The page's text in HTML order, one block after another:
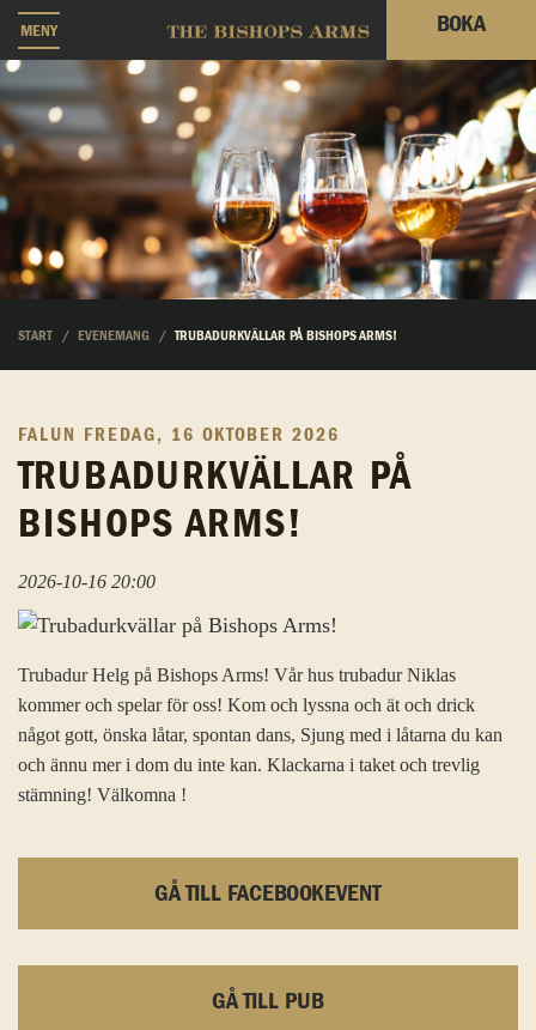
MENY BOKA
START EVENEMANG TRUBADURKVÄLLAR PÅ BISHOPS ARMS!
FALUN FREDAG, 16 OKTOBER 2026
TRUBADURKVÄLLAR PÅ
BISHOPS ARMS!
2026-10-16 20:00
Trubadur Helg på Bishops Arms! Vår hus trubadur Niklas
kommer och spelar för oss! Kom och lyssna och ät och drick
något gott, önska låtar, spontan dans, Sjung med i låtarna du kan
och ännu mer i dom du inte kan. Klackarna i taket och trevlig
stämning! Välkomna !
GÅ TILL FACEBOOKEVENT
GÅ TILL PUB